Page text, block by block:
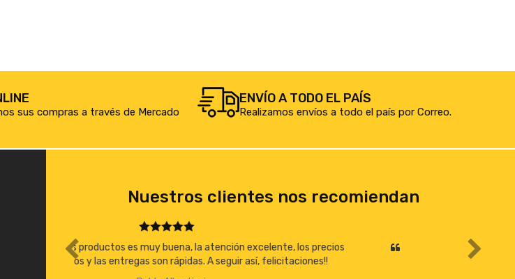
sus compras a través de Mercado
ENVÍO A TODO EL PAÍS
Realizamos envíos a todo el país por Correo.
Nuestros clientes nos recomiendan
Todo excelente!
Beto Pautasso